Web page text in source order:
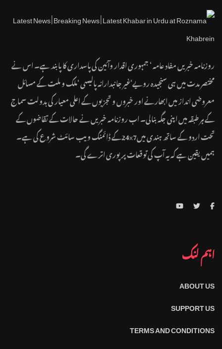
روزنامہ خبریں مفاد عامہ ‘ جمہوری اقدار وآئین کی پاسداری کا پابند ہے۔ اس نے
مختصر مدت میں ہی سنجیدہ رویے‘غیر جانبدارانہ پالیسی ‘ملک و ملت کے مسائل
معروضی انداز میں ابھارنے اور خبروں و تجزیوں کے اعلی معیار کی بدولت سماج
کے ہر طبقہ میں اپنی جگہ بنالی۔ اب روزنامہ خبریں نے حالات کے تقاضوں کے
تحت اردو کے ساتھ ہندی میں24x7کے ڈائمنگ ویب سائٹ شروع کی ہے۔
ہمیں یقین ہے کہ یہ آپ کی توقعات پر پوری اترے گی۔
اہم لنک
ABOUT US
SUPPORT US
TERMS AND CONDITIONS